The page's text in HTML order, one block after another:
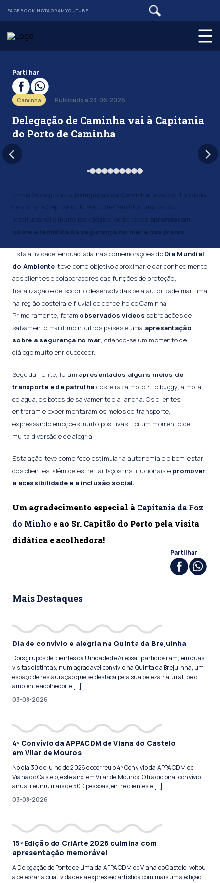
FACEBOOKINSTAGRAMYOUTUBE
Partilhar
Caminha Publicado a 23-06-2026
Delegação de Caminha vai à Capitania
do Porto de Caminha
No dia 18 de junho, a Delegação de Caminha teve oportunidade
de visitar a Capitania do Porto de Caminha, uma visita
institucional e muito pedagógica, onde todos aprenderam
sobre a temática da segurança no mar e nas praias.
Esta atividade, enquadrada nas comemorações do Dia Mundial
do Ambiente, teve como objetivo aproximar e dar conhecimento
aos clientes e colaboradores das funções de proteção,
fiscalização e de socorro desenvolvidas pela autoridade marítima
na região costeira e fluvial do concelho de Caminha.
Primeiramente, foram observados vídeos sobre ações de
salvamento marítimo noutros países e uma apresentação
sobre a segurança no mar, criando-se um momento de
diálogo muito enriquecedor.
Seguidamente, foram apresentados alguns meios de
transporte e de patrulha costeira: a moto 4, o buggy, a mota
de água, os botes de salvamento e a lancha. Os clientes
entraram e experimentaram os meios de transporte,
expressando emoções muito positivas. Foi um momento de
muita diversão e de alegria!
Esta ação teve como foco estimular a autonomia e o bem-estar
dos clientes, além de estreitar laços institucionais e promover
a acessibilidade e a inclusão social.
Um agradecimento especial à Capitania da Foz
do Minho e ao Sr. Capitão do Porto pela visita
didática e acolhedora!
Partilhar
Mais Destaques
Dia de convívio e alegria na Quinta da Brejuinha
Dois grupos de clientes da Unidade de Areosa, participaram, em duas
visitas distintas, num agradável convívio na Quinta da Brejuinha, um
espaço de restauração que se destaca pela sua beleza natural, pelo
ambiente acolhedor e […]
03-08-2026
4º Convívio da APPACDM de Viana do Castelo
em Vilar de Mouros
No dia 30 de julho de 2026 decorreu o 4º Convívio da APPACDM de
Viana do Castelo, este ano, em Vilar de Mouros. O tradicional convívio
anual reuniu mais de 500 pessoas, entre clientes e […]
03-08-2026
15ª Edição do CriArte 2026 culmina com
apresentação memorável
A Delegação de Ponte de Lima da APPACDM de Viana do Castelo, voltou
a celebrar a criatividade e a expressão artística com mais uma edição